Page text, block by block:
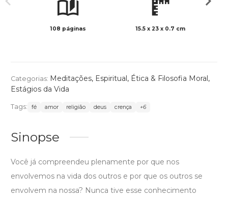
108 páginas 15.5 x 23 x 0.7 cm
Categorias: Meditações, Espiritual, Ética & Filosofia Moral,
Estágios da Vida
Tags: fé amor religião deus crença +6
Sinopse
Você já compreendeu plenamente por que nos
envolvemos na vida dos outros e por que os outros se
envolvem na nossa? Nunca tive esse conhecimento